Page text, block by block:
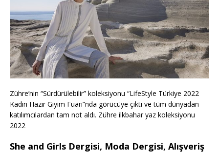
Zühre’nin “Sürdürülebilir” koleksiyonu “LifeStyle Türkiye 2022
Kadın Hazır Giyim Fuarı”nda görücüye çıktı ve tüm dünyadan
katılımcılardan tam not aldı. Zühre ilkbahar yaz koleksiyonu
2022
She and Girls Dergisi, Moda Dergisi, Alışveriş